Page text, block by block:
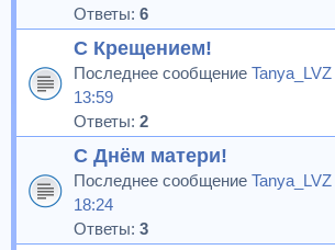
Ответы: 6
С Крещением!
Последнее сообщение Tanya_LVZ
13:59
Ответы: 2
С Днём матери!
Последнее сообщение Tanya_LVZ
18:24
Ответы: 3